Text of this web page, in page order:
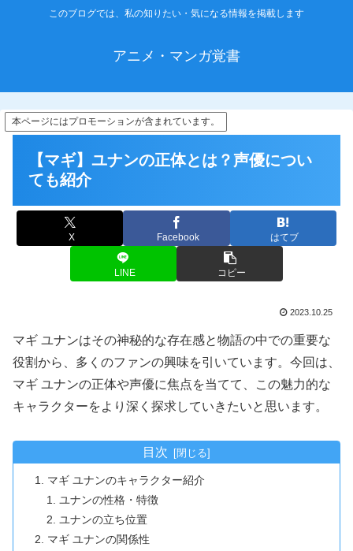
このブログでは、私の知りたい・気になる情報を掲載します
アニメ・マンガ覚書
本ページにはプロモーションが含まれています。
【マギ】ユナンの正体とは？声優につい
ても紹介
X Facebook はてブ
LINE コピー
2023.10.25
マギ ユナンはその神秘的な存在感と物語の中での重要な
役割から、多くのファンの興味を引いています。今回は、
マギ ユナンの正体や声優に焦点を当てて、この魅力的な
キャラクターをより深く探求していきたいと思います。
目次
マギ ユナンのキャラクター紹介
ユナンの性格・特徴
ユナンの立ち位置
マギ ユナンの関係性